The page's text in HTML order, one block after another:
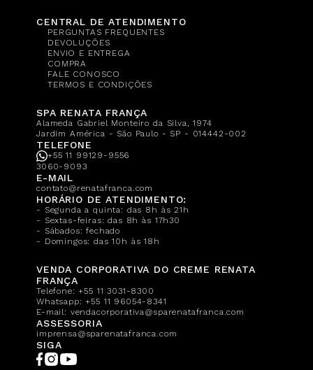
CENTRAL DE ATENDIMENTO
PERGUNTAS FREQUENTES
DEVOLUÇÕES
ENVIO E ENTREGA
COMPRA
FALE CONOSCO
TERMOS E CONDIÇÕES
SPA RENATA FRANÇA
Alameda Gabriel Monteiro da Silva, 1974
Jardim América - São Paulo - SP - 014442-002
TELEFONE
+55 11 99129-9556
3060-9093
E-MAIL
contato@renatafranca.com
HORÁRIO DE ATENDIMENTO:
- Segunda a quinta: das 8h às 21h
- Sextas-feiras: das 8h às 17h30
- Sábados: fechado
- Domingos: das 10h às 18h
VENDA CORPORATIVA DO CREME RENATA
FRANÇA
Telefone:+55 11 3031-8300
Whatsapp:+55 11 96054-8341
E-mail: vendacorporativa@sparenatafranca.com
ASSESSORIA
imprensa@sparenatafranca.com
SIGA